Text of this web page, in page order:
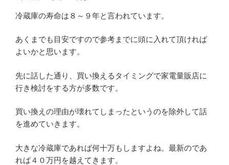
冷蔵庫の寿命は８～９年と言われています。
あくまでも目安ですので参考までに頭に入れて頂ければ
よいかと思います。
先に話した通り、買い換えるタイミングで家電量販店に
行き検討をする方が多数です。
買い換えの理由が壊れてしまったというのを除外して話
を進めていきます。
大きな冷蔵庫であれば何十万もしますよね。最新のであ
れば４０万円を越えてきます。